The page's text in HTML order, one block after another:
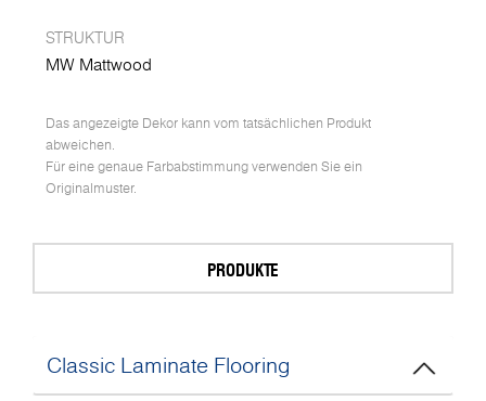
STRUKTUR
MW Mattwood
Das angezeigte Dekor kann vom tatsächlichen Produkt
abweichen.
Für eine genaue Farbabstimmung verwenden Sie ein
Originalmuster.
PRODUKTE
Classic Laminate Flooring